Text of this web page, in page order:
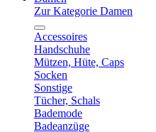
Zur Kategorie Damen
Accessoires
Handschuhe
Mützen, Hüte, Caps
Socken
Sonstige
Tücher, Schals
Bademode
Badeanzüge